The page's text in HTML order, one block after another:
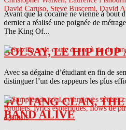
Avant que la cocaïne ne vienne à bout
dernier a réalisé une poignée de
The King Of...
SOLSAY, LE HIP HOP
Avec sa dégaine d’étudiant en fin de
distinguer l’un des rappeurs les plus
WU TANG CLAN,
BAND ALIVE